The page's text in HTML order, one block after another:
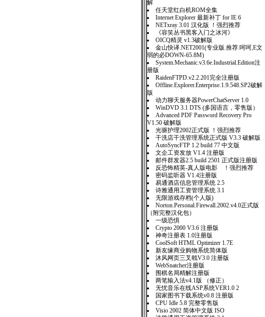
解
任天堂红白机ROM全集
Internet Explorer 最新补丁 for IE 6
NETxray 3.01 汉化版 ！强烈推荐
《容笑丛书黑客入门之冰河》
OICQ精灵 v1.3破解版
金山快译.NET2001(专业版.推荐.呵呵,E文
弱的必DOWN-65.8M)
System.Mechanic.v3.6e.Industrial.Edition注
册版
RaidenFTPD.v2.2.201完全注册版
Offline.Explorer.Enterprise.1.9.548.SP2破解
版
动力聊天服务器PowerChatServer 1.0
WinDVD 3.1 DTS (多国语言，零售版）
Advanced PDF Password Recovery Pro
V1.50 破解版
光驱护理2002正式版 ！强烈推荐
干洗店干洗管理系统正式版 V3.3 破解版
AutoSyncFTP 1.2 build 77 中文版
文企工资发放 V1.4 注册版
邮件群发器2.5 build 2501 正式版注册版
反恐怖精英-真人版电影 ！强烈推荐
密码监听器 V1.4注册版
易通酒店信息管理系统 2.5
诗雅通用工资管理系统 3.1
无限游戏存档(个人版)
Norton.Personal.Firewall.2002.v4.0正式版
（附完整汉化包）
一级恐惧
Crypto 2000 V3.6 注册版
神奇注册表 1.0注册版
CoolSoft HTML Optimizer 1.7E
新友缘商业购物系统简体版
沐风网页三叉戟V3.0 注册版
WebSnatcher注册版
围棋名局精解注册版
两笔输入法v4.1版 （修正）
无忧音乐在线ASP系统VER1.0 2
国家图书下载系统v0.8 注册版
CPU Idle 5.8 完整零售版
Visio 2002 简体中文版 ISO